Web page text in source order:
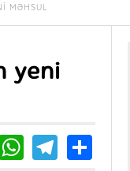
MƏHSUL
yeni
WhatsApp